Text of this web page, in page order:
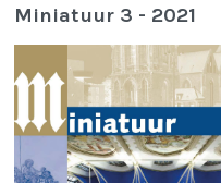
Miniatuur 3 - 2021